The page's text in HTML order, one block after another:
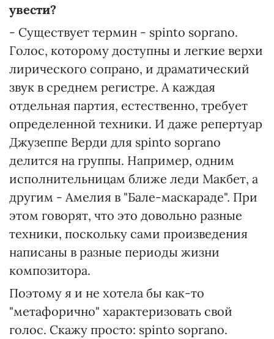
увести?
- Существует термин - spinto soprano.
Голос, которому доступны и легкие верхи
лирического сопрано, и драматический
звук в среднем регистре. А каждая
отдельная партия, естественно, требует
определенной техники. И даже репертуар
Джузеппе Верди для spinto soprano
делится на группы. Например, одним
исполнительницам ближе леди Макбет, а
другим - Амелия в "Бале-маскараде". При
этом говорят, что это довольно разные
техники, поскольку сами произведения
написаны в разные периоды жизни
композитора.
Поэтому я и не хотела бы как-то
"метафорично" характеризовать свой
голос. Скажу просто: spinto soprano.